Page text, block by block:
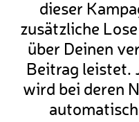
dieser
zusätzliche
über Deinen
Beitrag leistet.
wird bei deren